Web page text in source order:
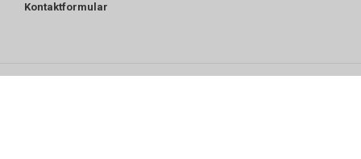
Kontaktformular